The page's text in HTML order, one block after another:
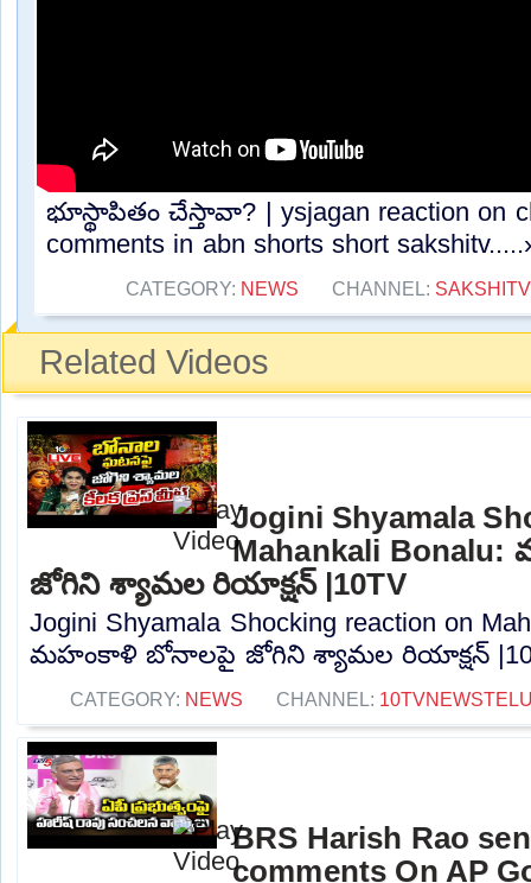
భూస్థాపితం చేస్తావా? | ysjagan reaction on
comments in abn shorts short
CATEGORY: NEWS CHANNEL: SAKSHITV
Related Videos
Jogini Shyamala
Mahankali
జోగిని శ్యామల రియాక్షన్ |10TV
Jogini Shyamala Shocking reaction on
మహంకాళి బోనాలపై జోగిని శ్యామల రియాక్షన్
CATEGORY: NEWS CHANNEL:
BRS Harish Rao
comments On AP